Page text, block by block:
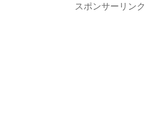
スポンサーリンク